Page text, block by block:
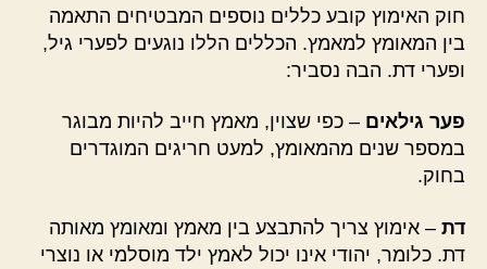
חוק האימוץ קובע כללים נוספים המבטיחים התאמה
בין המאומץ למאמץ. הכללים הללו נוגעים לפערי גיל,
ופערי דת. הבה נסביר:
פער גילאים – כפי שצוין, מאמץ חייב להיות מבוגר
במספר שנים מהמאומץ, למעט חריגים המוגדרים
בחוק.
דת – אימוץ צריך להתבצע בין מאמץ ומאומץ מאותה
דת. כלומר, יהודי אינו יכול לאמץ ילד מוסלמי או נוצרי